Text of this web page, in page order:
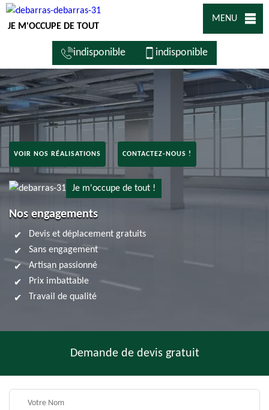
JE M'OCCUPE DE TOUT
MENU
indisponible indisponible
VOIR NOS RÉALISATIONS CONTACTEZ-NOUS !
Je m'occupe de tout !
Nos engagements
Devis et déplacement gratuits
Sans engagement
Artisan passionné
Prix imbattable
Travail de qualité
Demande de devis gratuit